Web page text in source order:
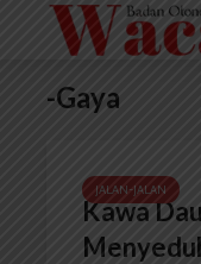
-Gaya
JALAN-JALAN
Kawa